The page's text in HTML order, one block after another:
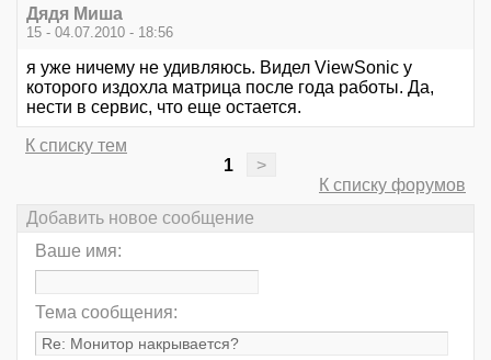
Дядя Миша
15 - 04.07.2010 - 18:56
я уже ничему не удивляюсь. Видел ViewSonic у
которого издохла матрица после года работы. Да,
нести в сервис, что еще остается.
К списку тем
1
>
К списку форумов
Добавить новое сообщение
Ваше имя:
Тема сообщения: